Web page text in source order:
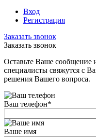
Вход
Регистрация
Заказать звонок
Заказать звонок
Оставьте Ваше сообщение
специалисты свяжутся с
решения Вашего вопроса.
Ваш телефон*
Ваше имя